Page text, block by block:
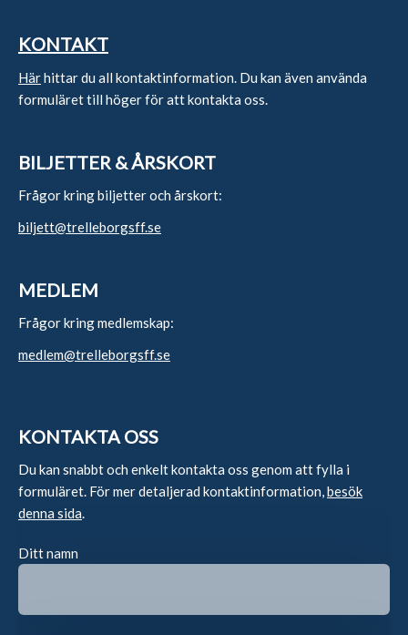
KONTAKT
Härhittar du all kontaktinformation. Du kan även använda
formuläret till höger för att kontakta oss.
BILJETTER & ÅRSKORT
Frågor kring biljetter och årskort:
biljett@trelleborgsff.se
MEDLEM
Frågor kring medlemskap:
medlem@trelleborgsff.se
KONTAKTA OSS
Du kan snabbt och enkelt kontakta oss genom att fylla i
formuläret. För mer detaljerad kontaktinformation,besök
denna sida.
Ditt namn